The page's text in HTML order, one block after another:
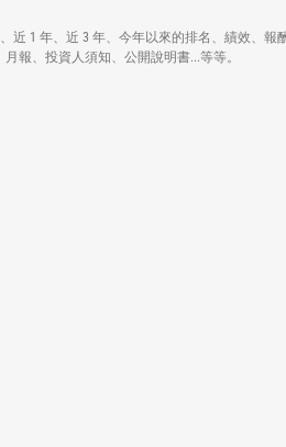
、近 1 年、近 3 年、今年以來的排名、績效、
報、投資人須知、公開說明書...等等。